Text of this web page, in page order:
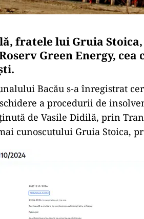
fratele lui Gruia
Green Energy,
Bacău s-a înregistrat
a procedurii de
de Vasile Didilă, prin
cunoscutului Gruia Stoica,